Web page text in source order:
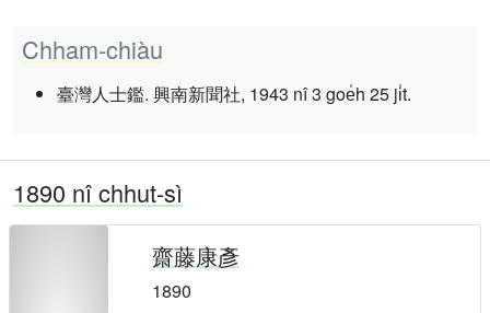
Chham-chiàu
臺灣人士鑑. 興南新聞社, 1943 nî 3 goe̍h 25 ji̍t.
1890 nî chhut-sì
齋藤康彥
1890